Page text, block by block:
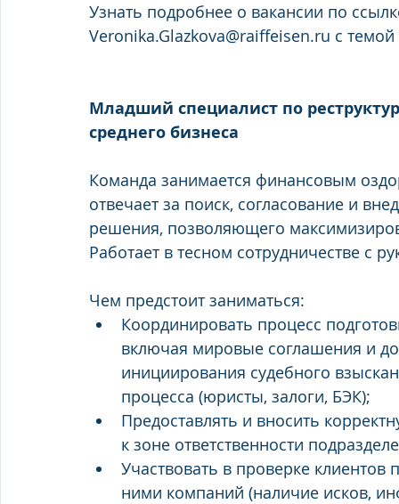
Узнать подробнее о вакансии по
Veronika.Glazkova@raiffeisen.ru с
Младший специалист по
среднего бизнеса
Команда занимается финансовым
отвечает за поиск, согласование и
решения, позволяющего
Работает в тесном сотрудничестве с
Чем предстоит заниматься:
Координировать процесс
включая мировые соглашения и
инициирования судебного
процесса (юристы, залоги, БЭК);
Предоставлять и вносить
к зоне ответственности
Участвовать в проверке
ними компаний (наличие исков,